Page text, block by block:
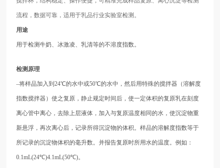
流程，数据可靠，适用于乳品行业实验室检测。
用途
用于检测牛奶、冰激凌、乳清等的不溶度指数。
检测原理
–将样品加入到24℃的水中或50℃的水中，然后用特殊的搅拌器（溶解度
指数搅拌器）使之复原，静止规定时间后，使一定体积的复原乳在刻度
离心管中离心，去除上层液体，加入与复原温度相同的水，使沉淀物重
新悬浮，再次离心后，记录所得沉淀物的体积。样品的溶解度指数等于
所记录的沉淀物体积的毫升数。并报告复原时所用水的温度。例如：
0.1mL(24℃)4.1mL(50℃)。